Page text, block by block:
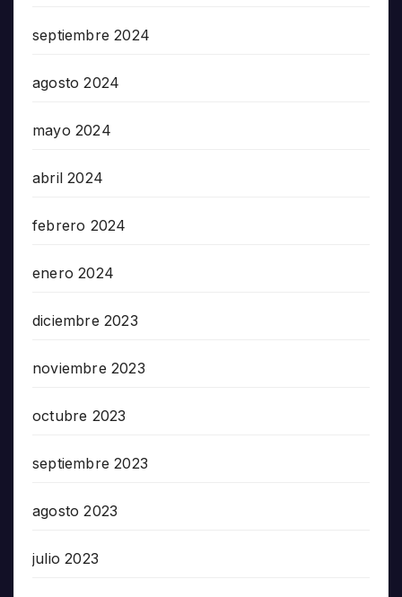
septiembre 2024
agosto 2024
mayo 2024
abril 2024
febrero 2024
enero 2024
diciembre 2023
noviembre 2023
octubre 2023
septiembre 2023
agosto 2023
julio 2023